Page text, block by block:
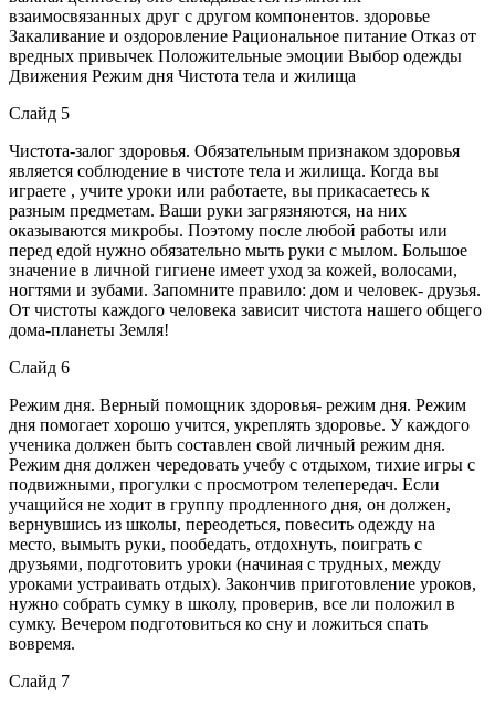
взаимосвязанных друг с другом компонентов. здоровье
Закаливание и оздоровление Рациональное питание Отказ от
вредных привычек Положительные эмоции Выбор одежды
Движения Режим дня Чистота тела и жилища
Слайд 5
Чистота-залог здоровья. Обязательным признаком здоровья
является соблюдение в чистоте тела и жилища. Когда вы
играете , учите уроки или работаете, вы прикасаетесь к
разным предметам. Ваши руки загрязняются, на них
оказываются микробы. Поэтому после любой работы или
перед едой нужно обязательно мыть руки с мылом. Большое
значение в личной гигиене имеет уход за кожей, волосами,
ногтями и зубами. Запомните правило: дом и человек- друзья.
От чистоты каждого человека зависит чистота нашего общего
дома-планеты Земля!
Слайд 6
Режим дня. Верный помощник здоровья- режим дня. Режим
дня помогает хорошо учится, укреплять здоровье. У каждого
ученика должен быть составлен свой личный режим дня.
Режим дня должен чередовать учебу с отдыхом, тихие игры с
подвижными, прогулки с просмотром телепередач. Если
учащийся не ходит в группу продленного дня, он должен,
вернувшись из школы, переодеться, повесить одежду на
место, вымыть руки, пообедать, отдохнуть, поиграть с
друзьями, подготовить уроки (начиная с трудных, между
уроками устраивать отдых). Закончив приготовление уроков,
нужно собрать сумку в школу, проверив, все ли положил в
сумку. Вечером подготовиться ко сну и ложиться спать
вовремя.
Слайд 7